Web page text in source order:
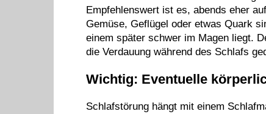
Empfehlenswert ist es, abends eher
Gemüse, Geflügel oder etwas Quark
einem später schwer im Magen liegt.
die Verdauung während des Schlafs
Wichtig: Eventuelle
Schlafstörung hängt mit einem